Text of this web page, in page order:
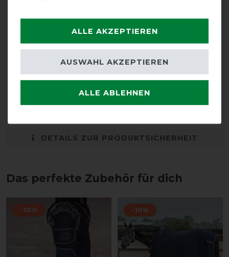
21.05.2025
Tolle Qualität! Wirklich super schön zudem! Flauschigen
Rand und der Schweifriemen ist nicht nur eine Krdel,
sondern richtig stabil!
06.04.2025
DETAILS ZUR PRODUKTSICHERHEIT
Das perfekte Zubehör für dich
-10% -10%
ALLE AKZEPTIEREN
ALLE ABLEHNEN
AUSWAHL AKZEPTIEREN